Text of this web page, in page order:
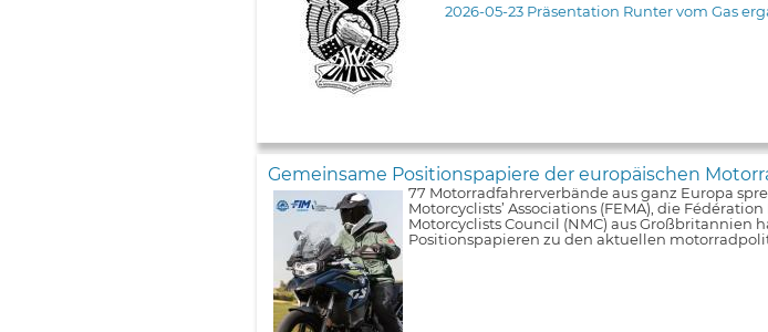
2026-05-23 Präsentation Runter vom Gas
Gemeinsame Positionspapiere der europäischen
77 Motorradfahrerverbände aus ganz Europa
Motorcyclists’ Associations (FEMA), die
Motorcyclists Council (NMC) aus Großbritannien
Positionspapieren zu den aktuellen